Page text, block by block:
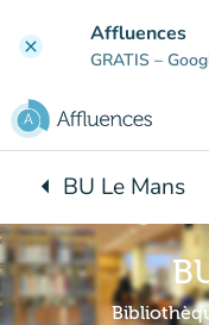
clear Affluences
GRATIS –
arrow_leftVuelta:
BU Le Mans